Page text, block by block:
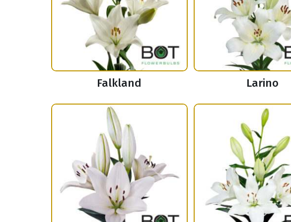
Falkland Larino